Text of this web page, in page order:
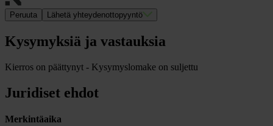
Peruuta Lähetä yhteydenottopyyntö
Kysymyksiä ja vastauksia
Kierros on päättynyt - Kysymyslomake on suljettu
Juridiset ehdot
Merkintäaika